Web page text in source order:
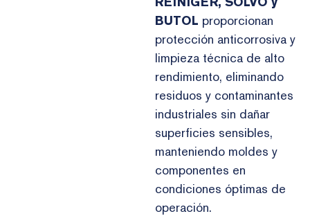
BUTOL proporcionan
protección anticorrosiva y
limpieza técnica de alto
rendimiento, eliminando
residuos y contaminantes
industriales sin dañar
superficies sensibles,
manteniendo moldes y
componentes en
condiciones óptimas de
operación.